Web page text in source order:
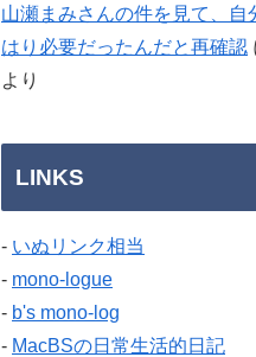
山瀬まみさんの件を見て、自
はり必要だったんだと再確認
より
LINKS
- いぬリンク相当
- mono-logue
- b's mono-log
- MacBSの日常生活的日記